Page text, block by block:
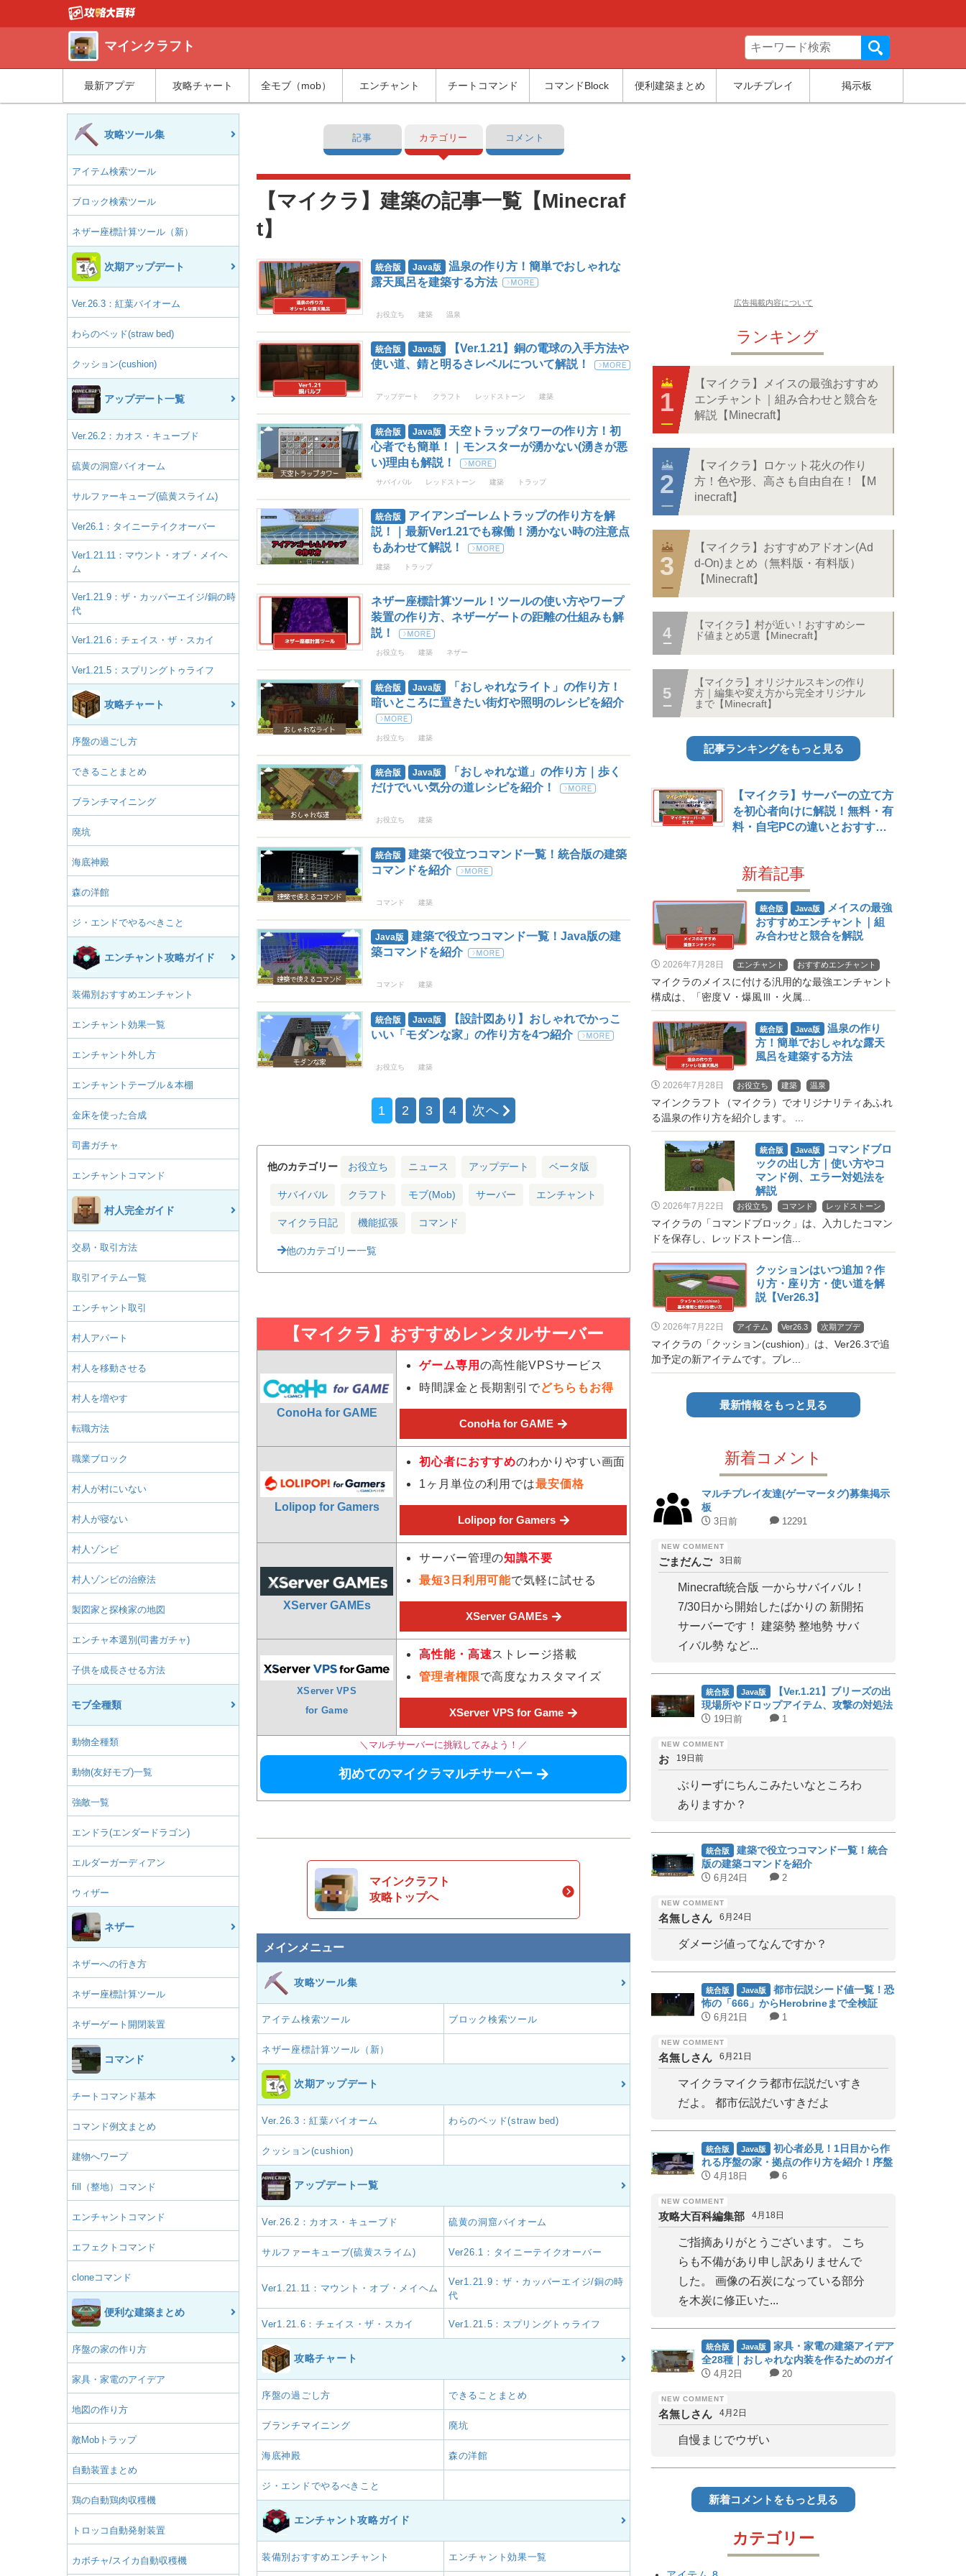
マインクラフト
最新アプデ 攻略チャート 全モブ（mob） エンチャント チートコマンド コマンドBlock 便利建築まとめ マルチプレイ 掲示板
攻略ツール集
アイテム検索ツール
ブロック検索ツール
ネザー座標計算ツール（新）
次期アップデート
Ver.26.3：紅葉バイオーム
わらのベッド(straw bed)
クッション(cushion)
アップデート一覧
Ver.26.2：カオス・キューブド
硫黄の洞窟バイオーム
サルファーキューブ(硫黄スライム)
Ver26.1：タイニーテイクオーバー
Ver1.21.11：マウント・オブ・メイヘ
ム
Ver1.21.9：ザ・カッパーエイジ/銅の時
代
Ver1.21.6：チェイス・ザ・スカイ
Ver1.21.5：スプリングトゥライフ
攻略チャート
序盤の過ごし方
できることまとめ
ブランチマイニング
廃坑
海底神殿
森の洋館
ジ・エンドでやるべきこと
エンチャント攻略ガイド
装備別おすすめエンチャント
エンチャント効果一覧
エンチャント外し方
エンチャントテーブル＆本棚
金床を使った合成
司書ガチャ
エンチャントコマンド
村人完全ガイド
交易・取引方法
取引アイテム一覧
エンチャント取引
村人アパート
村人を移動させる
村人を増やす
転職方法
職業ブロック
村人が村にいない
村人が寝ない
村人ゾンビ
村人ゾンビの治療法
製図家と探検家の地図
エンチャ本選別(司書ガチャ)
子供を成長させる方法
モブ全種類
動物全種類
動物(友好モブ)一覧
強敵一覧
エンドラ(エンダードラゴン)
エルダーガーディアン
ウィザー
ネザー
ネザーへの行き方
ネザー座標計算ツール
ネザーゲート開閉装置
コマンド
チートコマンド基本
コマンド例文まとめ
建物へワープ
fill（整地）コマンド
エンチャントコマンド
エフェクトコマンド
cloneコマンド
便利な建築まとめ
序盤の家の作り方
家具・家電のアイデア
地図の作り方
敵Mobトラップ
自動装置まとめ
鶏の自動鶏肉収穫機
トロッコ自動発射装置
カボチャ/スイカ自動収穫機
記事 カテゴリー コメント
【マイクラ】建築の記事一覧【Minecraf
t】
統合版 Java版
温泉の作り方！簡単でおしゃれな
露天風呂を建築する方法
お役立ち 建築 温泉
統合版 Java版
【Ver.1.21】銅の電球の入手方法や
使い道、錆と明るさレベルについて解説！
アップデート クラフト レッドストーン 建築
統合版 Java版
天空トラップタワーの作り方！初
心者でも簡単！｜モンスターが湧かない(湧きが悪
い)理由も解説！
サバイバル レッドストーン 建築 トラップ
統合版
アイアンゴーレムトラップの作り方を解
説！｜最新Ver1.21でも稼働！湧かない時の注意点
もあわせて解説！
建築 トラップ
ネザー座標計算ツール！ツールの使い方やワープ
装置の作り方、ネザーゲートの距離の仕組みも解
説！
お役立ち 建築 ネザー
統合版 Java版
「おしゃれなライト」の作り方！
暗いところに置きたい街灯や照明のレシピを紹介
お役立ち 建築
統合版 Java版
「おしゃれな道」の作り方｜歩く
だけでいい気分の道レシピを紹介！
お役立ち 建築
統合版
建築で役立つコマンド一覧！統合版の建築
コマンドを紹介
コマンド 建築
Java版
建築で役立つコマンド一覧！Java版の建
築コマンドを紹介
コマンド 建築
統合版 Java版
【設計図あり】おしゃれでかっこ
いい「モダンな家」の作り方を4つ紹介
お役立ち 建築
1 2 3 4 次へ
他のカテゴリー お役立ち ニュース アップデート ベータ版
サバイバル クラフト モブ(Mob) サーバー エンチャント
マイクラ日記 機能拡張 コマンド
他のカテゴリー一覧
【マイクラ】おすすめレンタルサーバー
ConoHa for GAME
ゲーム専用 の高性能VPSサービス
時間課金と長期割引でどちらもお得
ConoHa for GAME
Lolipop for Gamers
初心者におすすめのわかりやすい画面
1ヶ月単位の利用では最安価格
Lolipop for Gamers
XServer GAMEs
サーバー管理の知識不要
最短3日利用可能で気軽に試せる
XServer GAMEs
XServer VPS
for Game
高性能・高速ストレージ搭載
管理者権限で高度なカスタマイズ
XServer VPS for Game
＼マルチサーバーに挑戦してみよう！／
初めてのマイクラマルチサーバー
マインクラフト
攻略トップへ
メインメニュー
攻略ツール集
アイテム検索ツール ブロック検索ツール
ネザー座標計算ツール（新）
次期アップデート
Ver.26.3：紅葉バイオーム わらのベッド(straw bed)
クッション(cushion)
アップデート一覧
Ver.26.2：カオス・キューブド 硫黄の洞窟バイオーム
サルファーキューブ(硫黄スライム) Ver26.1：タイニーテイクオーバー
Ver1.21.11：マウント・オブ・メイヘム
Ver1.21.9：ザ・カッパーエイジ/銅の時
代
Ver1.21.6：チェイス・ザ・スカイ Ver1.21.5：スプリングトゥライフ
攻略チャート
序盤の過ごし方 できることまとめ
ブランチマイニング 廃坑
海底神殿 森の洋館
ジ・エンドでやるべきこと
エンチャント攻略ガイド
装備別おすすめエンチャント エンチャント効果一覧
広告掲載内容について
ランキング
【マイクラ】メイスの最強おすすめ
エンチャント｜組み合わせと競合を
解説【Minecraft】
【マイクラ】ロケット花火の作り
方！色や形、高さも自由自在！【M
inecraft】
【マイクラ】おすすめアドオン(Ad
d-On)まとめ（無料版・有料版）
【Minecraft】
【マイクラ】村が近い！おすすめシー
ド値まとめ5選【Minecraft】
【マイクラ】オリジナルスキンの作り
方｜編集や変え方から完全オリジナル
まで【Minecraft】
記事ランキングをもっと見る
【マイクラ】サーバーの立て方
を初心者向けに解説！無料・有
料・自宅PCの違いとおすすめ
新着記事
統合版 Java版
メイスの最強
おすすめエンチャント｜組
み合わせと競合を解説
2026年7月28日 エンチャント おすすめエンチャント
マイクラのメイスに付ける汎用的な最強エンチャント
構成は、「密度Ⅴ・爆風Ⅲ・火属...
統合版 Java版
温泉の作り
方！簡単でおしゃれな露天
風呂を建築する方法
2026年7月28日 お役立ち 建築 温泉
マインクラフト（マイクラ）でオリジナリティあふれ
る温泉の作り方を紹介します。 ...
統合版 Java版
コマンドブロ
ックの出し方｜使い方やコ
マンド例、エラー対処法を
解説
2026年7月22日 お役立ち コマンド レッドストーン
マイクラの「コマンドブロック」は、入力したコマン
ドを保存し、レッドストーン信...
クッションはいつ追加？作
り方・座り方・使い道を解
説【Ver26.3】
2026年7月22日 アイテム Ver26.3 次期アプデ
マイクラの「クッション(cushion)」は、Ver26.3で追
加予定の新アイテムです。プレ...
最新情報をもっと見る
新着コメント
マルチプレイ友達(ゲーマータグ)募集掲示
板
3日前 12291
ごまだんご 3日前
Minecraft統合版 一からサバイバル！
7/30日から開始したばかりの 新開拓
サーバーです！ 建築勢 整地勢 サバ
イバル勢 など...
統合版 Java版
【Ver.1.21】ブリーズの出
現場所やドロップアイテム、攻撃の対処法
など｜ブリーズロッド集めに必須！
19日前 1
お 19日前
ぶりーずにちんこみたいなところわ
ありますか？
統合版
建築で役立つコマンド一覧！統合
版の建築コマンドを紹介
6月24日 2
名無しさん 6月24日
ダメージ値ってなんですか？
統合版 Java版
都市伝説シード値一覧！恐
怖の「666」からHerobrineまで全検証
6月21日 1
名無しさん 6月21日
マイクラマイクラ都市伝説だいすき
だよ。 都市伝説だいすきだよ
統合版 Java版
初心者必見！1日目から作
れる序盤の家・拠点の作り方を紹介！序盤
に作っておきたいブロックも紹介！
4月18日 6
攻略大百科編集部 4月18日
ご指摘ありがとうございます。 こち
らも不備があり申し訳ありませんで
した。 画像の石炭になっている部分
を木炭に修正いた...
統合版 Java版
家具・家電の建築アイデア
全28種｜おしゃれな内装を作るためのガイ
ドブック
4月2日 20
名無しさん 4月2日
自慢まじでウザい
新着コメントをもっと見る
カテゴリー